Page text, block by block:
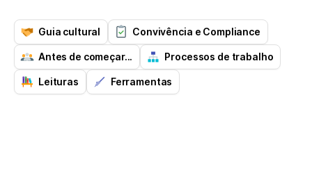
Guia cultural Convivência e Compliance
Antes de começar... Processos de trabalho
Leituras Ferramentas